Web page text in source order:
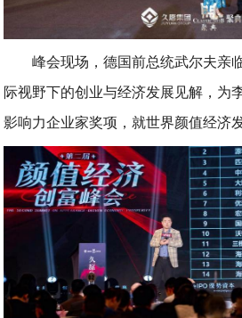
峰会现场，德国前总统武尔夫亲
际视野下的创业与经济发展见解，为
影响力企业家奖项，就世界颜值经济